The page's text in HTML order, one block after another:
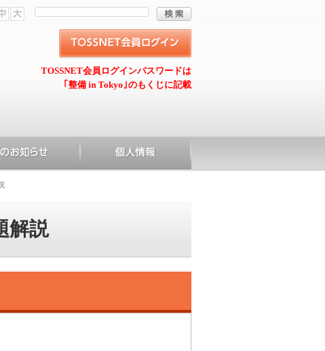
TOSSNET会員ログインパスワードは
｢整備 in Tokyo｣のもくじに記載
解説